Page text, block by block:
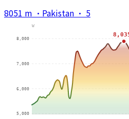
8051 m · Pakistan · 5